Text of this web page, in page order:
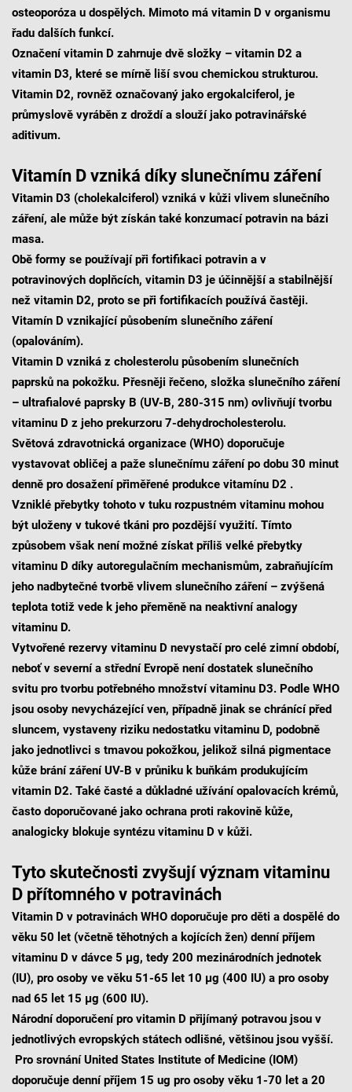
osteoporóza u dospělých. Mimoto má vitamin D v organismu
řadu dalších funkcí.
Označení vitamin D zahrnuje dvě složky – vitamin D2 a
vitamin D3, které se mírně liší svou chemickou strukturou.
Vitamin D2, rovněž označovaný jako ergokalciferol, je
průmyslově vyráběn z droždí a slouží jako potravinářské
aditivum.
Vitamín D vzniká díky slunečnímu záření
Vitamin D3 (cholekalciferol) vzniká v kůži vlivem slunečního
záření, ale může být získán také konzumací potravin na bázi
masa.
Obě formy se používají při fortifikaci potravin a v
potravinových doplňcích, vitamin D3 je účinnější a stabilnější
než vitamin D2, proto se při fortifikacích používá častěji.
Vitamín D vznikající působením slunečního záření
(opalováním).
Vitamin D vzniká z cholesterolu působením slunečních
paprsků na pokožku. Přesněji řečeno, složka slunečního záření
– ultrafialové paprsky B (UV-B, 280-315 nm) ovlivňují tvorbu
vitaminu D z jeho prekurzoru 7-dehydrocholesterolu.
Světová zdravotnická organizace (WHO) doporučuje
vystavovat obličej a paže slunečnímu záření po dobu 30 minut
denně pro dosažení přiměřené produkce vitamínu D2 .
Vzniklé přebytky tohoto v tuku rozpustném vitaminu mohou
být uloženy v tukové tkáni pro pozdější využití. Tímto
způsobem však není možné získat příliš velké přebytky
vitaminu D díky autoregulačním mechanismům, zabraňujícím
jeho nadbytečné tvorbě vlivem slunečního záření – zvýšená
teplota totiž vede k jeho přeměně na neaktivní analogy
vitaminu D.
Vytvořené rezervy vitaminu D nevystačí pro celé zimní období,
neboť v severní a střední Evropě není dostatek slunečního
svitu pro tvorbu potřebného množství vitaminu D3. Podle WHO
jsou osoby nevycházející ven, případně jinak se chránící před
sluncem, vystaveny riziku nedostatku vitaminu D, podobně
jako jednotlivci s tmavou pokožkou, jelikož silná pigmentace
kůže brání záření UV-B v průniku k buňkám produkujícím
vitamin D2. Také časté a důkladné užívání opalovacích krémů,
často doporučované jako ochrana proti rakovině kůže,
analogicky blokuje syntézu vitaminu D v kůži.
Tyto skutečnosti zvyšují význam vitaminu
D přítomného v potravinách
Vitamin D v potravinách WHO doporučuje pro děti a dospělé do
věku 50 let (včetně těhotných a kojících žen) denní příjem
vitaminu D v dávce 5 μg, tedy 200 mezinárodních jednotek
(IU), pro osoby ve věku 51-65 let 10 μg (400 IU) a pro osoby
nad 65 let 15 μg (600 IU).
Národní doporučení pro vitamin D přijímaný potravou jsou v
jednotlivých evropských státech odlišné, většinou jsou vyšší.
Pro srovnání United States Institute of Medicine (IOM)
doporučuje denní příjem 15 ug pro osoby věku 1-70 let a 20